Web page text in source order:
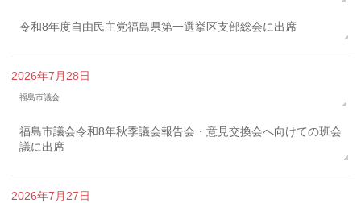
令和8年度自由民主党福島県第一選挙区支部総会に出席
2026年7月28日
福島市議会
福島市議会令和8年秋季議会報告会・意見交換会へ向けての班会
議に出席
2026年7月27日